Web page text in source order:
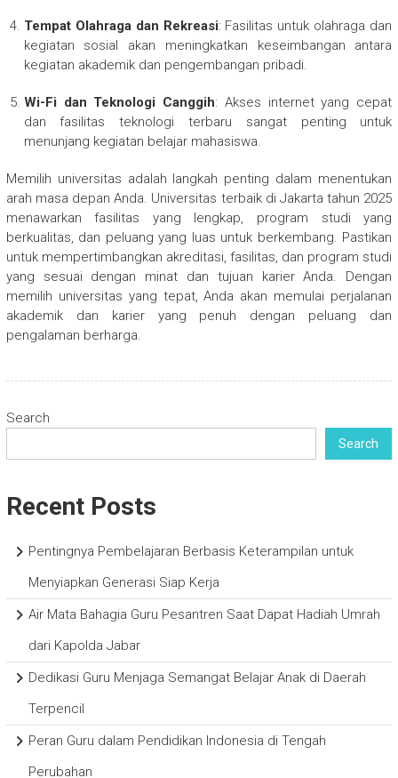
Tempat Olahraga dan Rekreasi: Fasilitas untuk olahraga dan
kegiatan sosial akan meningkatkan keseimbangan antara
kegiatan akademik dan pengembangan pribadi.
Wi-Fi dan Teknologi Canggih: Akses internet yang cepat
dan fasilitas teknologi terbaru sangat penting untuk
menunjang kegiatan belajar mahasiswa.
Memilih universitas adalah langkah penting dalam menentukan
arah masa depan Anda. Universitas terbaik di Jakarta tahun 2025
menawarkan fasilitas yang lengkap, program studi yang
berkualitas, dan peluang yang luas untuk berkembang. Pastikan
untuk mempertimbangkan akreditasi, fasilitas, dan program studi
yang sesuai dengan minat dan tujuan karier Anda. Dengan
memilih universitas yang tepat, Anda akan memulai perjalanan
akademik dan karier yang penuh dengan peluang dan
pengalaman berharga.
Search
Search
Recent Posts
Pentingnya Pembelajaran Berbasis Keterampilan untuk
Menyiapkan Generasi Siap Kerja
Air Mata Bahagia Guru Pesantren Saat Dapat Hadiah Umrah
dari Kapolda Jabar
Dedikasi Guru Menjaga Semangat Belajar Anak di Daerah
Terpencil
Peran Guru dalam Pendidikan Indonesia di Tengah
Perubahan